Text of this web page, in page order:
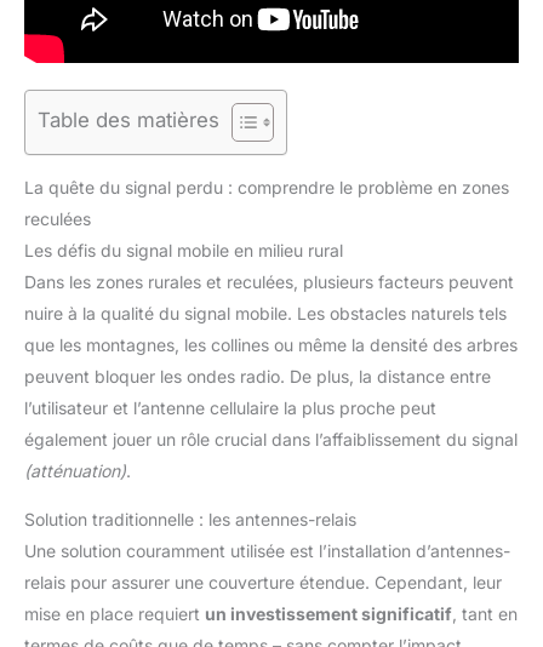
Table des matières
La quête du signal perdu : comprendre le problème en zones
reculées
Les défis du signal mobile en milieu rural
Dans les zones rurales et reculées, plusieurs facteurs peuvent
nuire à la qualité du signal mobile. Les obstacles naturels tels
que les montagnes, les collines ou même la densité des arbres
peuvent bloquer les ondes radio. De plus, la distance entre
l’utilisateur et l’antenne cellulaire la plus proche peut
également jouer un rôle crucial dans l’affaiblissement du signal
(atténuation).
Solution traditionnelle : les antennes-relais
Une solution couramment utilisée est l’installation d’antennes-
relais pour assurer une couverture étendue. Cependant, leur
mise en place requiert un investissement significatif , tant en